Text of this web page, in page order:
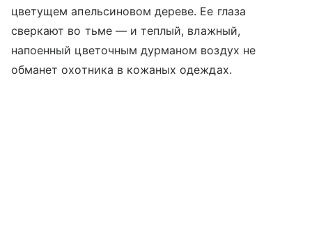
цветущем апельсиновом дереве. Ее глаза
сверкают во тьме —и теплый, влажный,
напоенный цветочным дурманом воздух не
обманет охотника в кожаных одеждах.